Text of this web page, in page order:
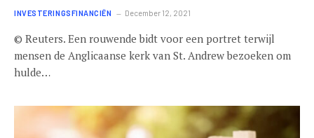
INVESTERINGSFINANCIËN December 12, 2021
© Reuters. Een rouwende bidt voor een portret terwijl
mensen de Anglicaanse kerk van St. Andrew bezoeken om
hulde…